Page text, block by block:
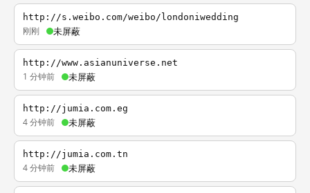
http://s.weibo.com/weibo/londoniwedding
刚刚 未屏蔽
http://www.asianuniverse.net
1 分钟前 未屏蔽
http://jumia.com.eg
4 分钟前 未屏蔽
http://jumia.com.tn
4 分钟前 未屏蔽